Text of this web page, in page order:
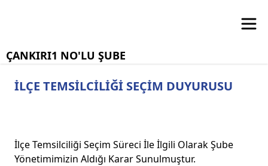
ÇANKIRI1 NO'LU ŞUBE
İLÇE TEMSİLCİLİĞİ SEÇİM DUYURUSU
İlçe Temsilciliği Seçim Süreci İle İlgili Olarak Şube
Yönetimimizin Aldığı Karar Sunulmuştur.